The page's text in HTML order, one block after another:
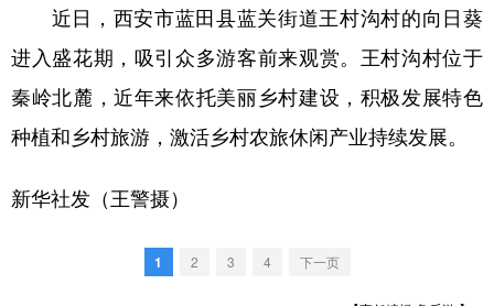
近日，西安市蓝田县蓝关街道王村沟村的向日葵
进入盛花期，吸引众多游客前来观赏。王村沟村位于
秦岭北麓，近年来依托美丽乡村建设，积极发展特色
种植和乡村旅游，激活乡村农旅休闲产业持续发展。
新华社发（王警摄）
1 2 3 4 下一页